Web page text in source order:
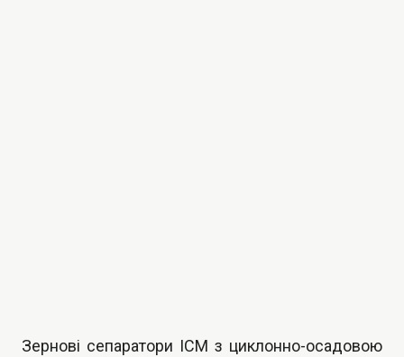
Зернові сепаратори ІСМ з циклонно-осадовою